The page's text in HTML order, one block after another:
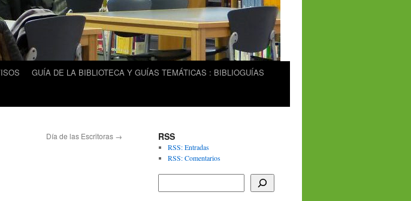
GUÍA DE LA BIBLIOTECA Y GUÍAS TEMÁTICAS : BIBLIOGUÍAS
Día de las Escritoras → RSS
RSS: Entradas
RSS: Comentarios